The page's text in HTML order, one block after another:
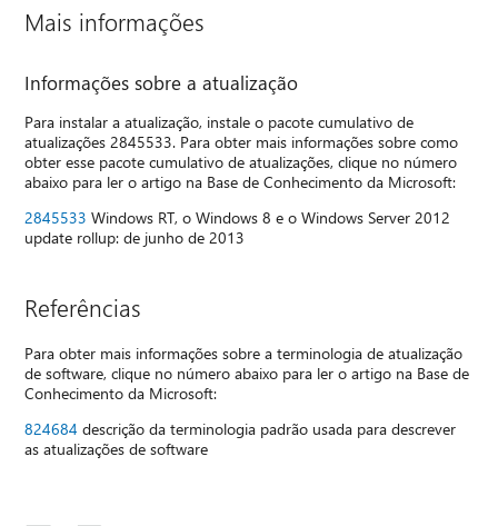
Mais informações
Informações sobre a atualização
Para instalar a atualização, instale o pacote cumulativo de
atualizações 2845533. Para obter mais informações sobre como
obter esse pacote cumulativo de atualizações, clique no número
abaixo para ler o artigo na Base de Conhecimento da Microsoft:
2845533 Windows RT, o Windows 8 e o Windows Server 2012
update rollup: de junho de 2013
Referências
Para obter mais informações sobre a terminologia de atualização
de software, clique no número abaixo para ler o artigo na Base de
Conhecimento da Microsoft:
824684 descrição da terminologia padrão usada para descrever
as atualizações de software